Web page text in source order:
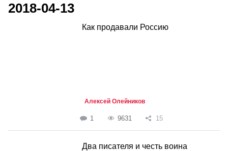
2018-04-13
Как продавали Россию
Алексей Олейников
1 9631 15
Два писателя и честь воина